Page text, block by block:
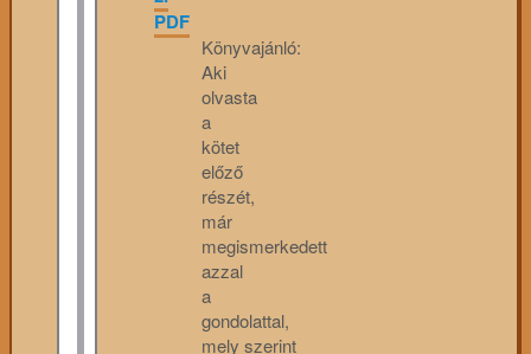
PDF
Könyvajánló:
Aki
olvasta
a
kötet
előző
részét,
már
megismerkedett
azzal
a
gondolattal,
mely szerint